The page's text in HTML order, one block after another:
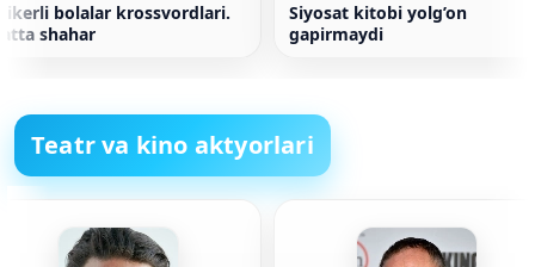
bolalar krossvordlari.
shahar
Siyosat kitobi yolg’on
gapirmaydi
Teatr va kino aktyorlari